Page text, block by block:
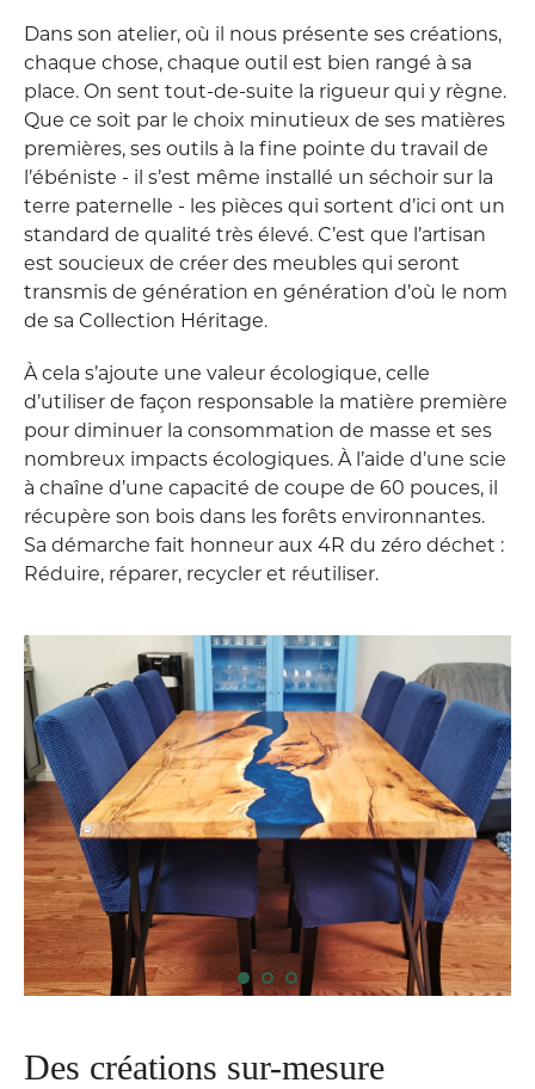
Dans son atelier, où il nous présente ses créations,
chaque chose, chaque outil est bien rangé à sa
place. On sent tout-de-suite la rigueur qui y règne.
Que ce soit par le choix minutieux de ses matières
premières, ses outils à la fine pointe du travail de
l’ébéniste - il s’est même installé un séchoir sur la
terre paternelle - les pièces qui sortent d’ici ont un
standard de qualité très élevé. C’est que l’artisan
est soucieux de créer des meubles qui seront
transmis de génération en génération d’où le nom
de sa Collection Héritage.
À cela s’ajoute une valeur écologique, celle
d’utiliser de façon responsable la matière première
pour diminuer la consommation de masse et ses
nombreux impacts écologiques. À l’aide d’une scie
à chaîne d’une capacité de coupe de 60 pouces, il
récupère son bois dans les forêts environnantes.
Sa démarche fait honneur aux 4R du zéro déchet :
Réduire, réparer, recycler et réutiliser.
Des créations sur-mesure